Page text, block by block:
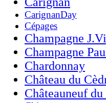
CarignanDay
Cépages
Champagne
Champagne
Chardonnay
Château du
Châteauneuf du